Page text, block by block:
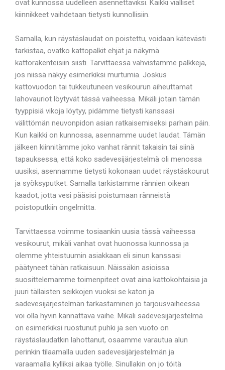
ovat kunnossa uudelleen asennettaviksi. Kaikki vialliset
kiinnikkeet vaihdetaan tietysti kunnollisiin.
Samalla, kun räystäslaudat on poistettu, voidaan kätevästi
tarkistaa, ovatko kattopalkit ehjät ja näkymä
kattorakenteisiin siisti. Tarvittaessa vahvistamme palkkeja,
jos niissä näkyy esimerkiksi murtumia. Joskus
kattovuodon tai tukkeutuneen vesikourun aiheuttamat
lahovauriot löytyvät tässä vaiheessa. Mikäli jotain tämän
tyyppisiä vikoja löytyy, pidämme tietysti kanssasi
välittömän neuvonpidon asian ratkaisemiseksi parhain päin.
Kun kaikki on kunnossa, asennamme uudet laudat. Tämän
jälkeen kiinnitämme joko vanhat rännit takaisin tai siinä
tapauksessa, että koko sadevesijärjestelmä oli menossa
uusiksi, asennamme tietysti kokonaan uudet räystäskourut
ja syöksyputket. Samalla tarkistamme rännien oikean
kaadot, jotta vesi pääsisi poistumaan ränneistä
poistoputkiin ongelmitta.
Tarvittaessa voimme tosiaankin uusia tässä vaiheessa
vesikourut, mikäli vanhat ovat huonossa kunnossa ja
olemme yhteistuumin asiakkaan eli sinun kanssasi
päätyneet tähän ratkaisuun. Näissäkin asioissa
suosittelemamme toimenpiteet ovat aina kattokohtaisia ja
juuri tällaisten seikkojen vuoksi se katon ja
sadevesijärjestelmän tarkastaminen jo tarjousvaiheessa
voi olla hyvin kannattava vaihe. Mikäli sadevesijärjestelmä
on esimerkiksi ruostunut puhki ja sen vuoto on
räystäslaudatkin lahottanut, osaamme varautua alun
perinkin tilaamalla uuden sadevesijärjestelmän ja
varaamalla kylliksi aikaa työlle. Sinullakin on jo töitä